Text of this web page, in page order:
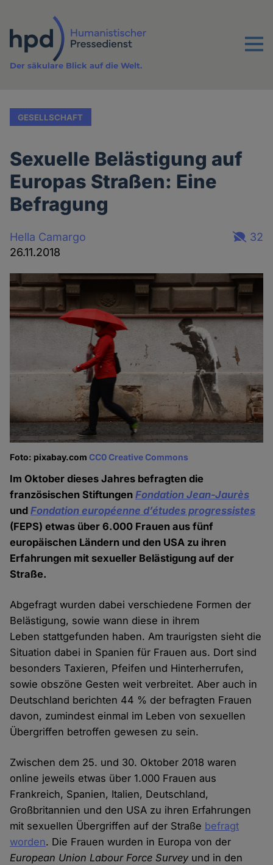
Inhalt
Menu
Der säkulare Blick auf die Welt.
GESELLSCHAFT
Sexuelle Belästigung auf
Europas Straßen: Eine
Befragung
Hella Camargo
26.11.2018
32
Foto: pixabay.comCC0 Creative Commons
Im Oktober dieses Jahres befragten die
französischen StiftungenFondation Jean-Jaurès
undFondation européenne d’études progressistes
(FEPS) etwas über 6.000 Frauen aus fünf
europäischen Ländern und den USA zu ihren
Erfahrungen mit sexueller Belästigung auf der
Straße.
Abgefragt wurden dabei verschiedene Formen der
Belästigung, sowie wann diese in ihrem
Leben stattgefunden haben. Am traurigsten sieht die
Situation dabei in Spanien für Frauen aus. Dort sind
besonders Taxieren, Pfeifen und Hinterherrufen,
sowie obszöne Gesten weit verbreitet. Aber auch in
Deutschland berichten 44 % der befragten Frauen
davon, zumindest einmal im Leben von sexuellen
Übergriffen betroffen gewesen zu sein.
Zwischen dem 25. und 30. Oktober 2018 waren
online jeweils etwas über 1.000 Frauen aus
Frankreich, Spanien, Italien, Deutschland,
Großbritannien und den USA zu ihren Erfahrungen
mit sexuellen Übergriffen auf der Straße befragt
worden. Die Frauen wurden in Europa von der
European Union Labour Force Surveyund in den